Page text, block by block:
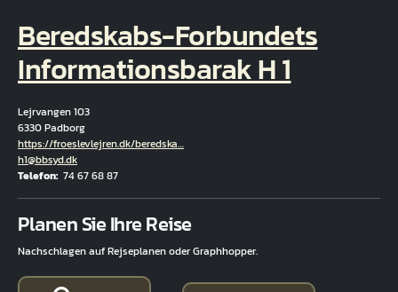
Beredskabs-Forbundets
Informationsbarak H 1
Lejrvangen 103
6330 Padborg
Hjemmeside
https://froeslevlejren.dk/beredska…
E-Mail
h1@bbsyd.dk
Telefon 74 67 68 87
Planen Sie Ihre Reise
Nachschlagen auf Rejseplanen oder Graphhopper.